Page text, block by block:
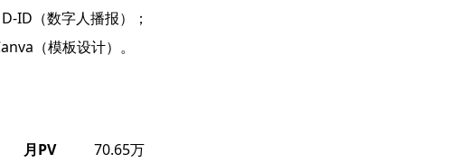
ID（数字人播报）；
（模板设计）。
月PV
70.65万